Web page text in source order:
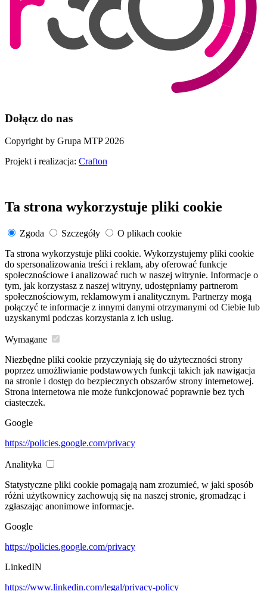
Dołącz do nas
Copyright by Grupa MTP 2026
Projekt i realizacja: Crafton
Ta strona wykorzystuje pliki cookie
Zgoda Szczegóły
O plikach cookie
Ta strona wykorzystuje pliki cookie. Wykorzystujemy pliki cookie
do spersonalizowania treści i reklam, aby oferować funkcje
społecznościowe i analizować ruch w naszej witrynie. Informacje o
tym, jak korzystasz z naszej witryny, udostępniamy partnerom
społecznościowym, reklamowym i analitycznym. Partnerzy mogą
połączyć te informacje z innymi danymi otrzymanymi od Ciebie lub
uzyskanymi podczas korzystania z ich usług.
Wymagane
Niezbędne pliki cookie przyczyniają się do użyteczności strony
poprzez umożliwianie podstawowych funkcji takich jak nawigacja
na stronie i dostęp do bezpiecznych obszarów strony internetowej.
Strona internetowa nie może funkcjonować poprawnie bez tych
ciasteczek.
Google
https://policies.google.com/privacy
Analityka
Statystyczne pliki cookie pomagają nam zrozumieć, w jaki sposób
różni użytkownicy zachowują się na naszej stronie, gromadząc i
zgłaszając anonimowe informacje.
Google
https://policies.google.com/privacy
LinkedIN
https://www.linkedin.com/legal/privacy-policy